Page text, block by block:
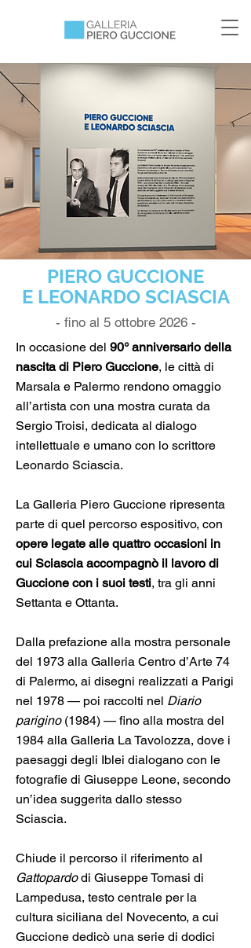
PIERO GUCCIONE
E LEONARDO SCIASCIA
- fino al 5 ottobre 2026 -
In occasione del 90° anniversario della
nascita di Piero Guccione, le città di
Marsala e Palermo rendono omaggio
all’artista con una mostra curata da
Sergio Troisi, dedicata al dialogo
intellettuale e umano con lo scrittore
Leonardo Sciascia.
La Galleria Piero Guccione ripresenta
parte di quel percorso espositivo, con
opere legate alle quattro occasioni in
cui Sciascia accompagnò il lavoro di
Guccione con i suoi testi, tra gli anni
Settanta e Ottanta.
Dalla prefazione alla mostra personale
del 1973 alla Galleria Centro d’Arte 74
di Palermo, ai disegni realizzati a Parigi
nel 1978 — poi raccolti nel Diario
parigino(1984) — fino alla mostra del
1984 alla Galleria La Tavolozza, dove i
paesaggi degli Iblei dialogano con le
fotografie di Giuseppe Leone, secondo
un’idea suggerita dallo stesso
Sciascia.
Chiude il percorso il riferimento aI
Gattopardodi Giuseppe Tomasi di
Lampedusa, testo centrale per la
cultura siciliana del Novecento, a cui
Guccione dedicò una serie di dodici